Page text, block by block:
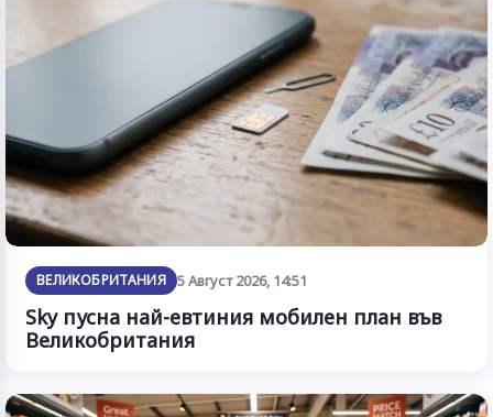
ВЕЛИКОБРИТАНИЯ 5 Август 2026, 14:51
Sky пусна най-евтиния мобилен план във
Великобритания